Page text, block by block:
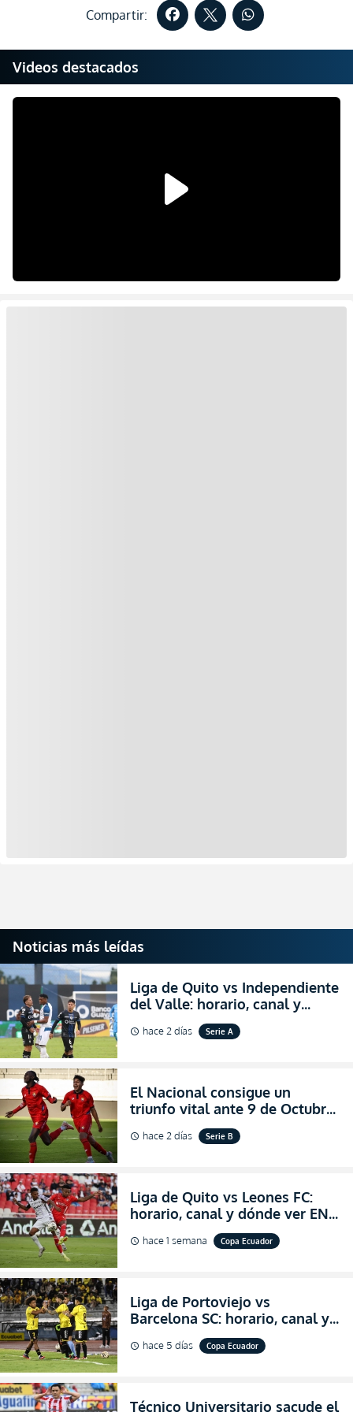
Compartir:
Videos destacados
Noticias más leídas
Liga de Quito vs Independiente
del Valle: horario, canal y
dónde ver EN VIVO el
partidazo por la fecha 24 de la
schedule hace 2 días Serie A
El Nacional consigue un
triunfo vital ante 9 de Octubre
para encender la fe en la
salvación
schedule hace 2 días Serie B
Liga de Quito vs Leones FC:
horario, canal y dónde ver EN
VIVO los octavos de final de la
Copa Ecuador 2026
schedule hace 1 semana Copa Ecuador
Liga de Portoviejo vs
Barcelona SC: horario, canal y
dónde ver EN VIVO los octavos
de final de la Copa Ecuador
schedule hace 5 días Copa Ecuador
Técnico Universitario sacude el